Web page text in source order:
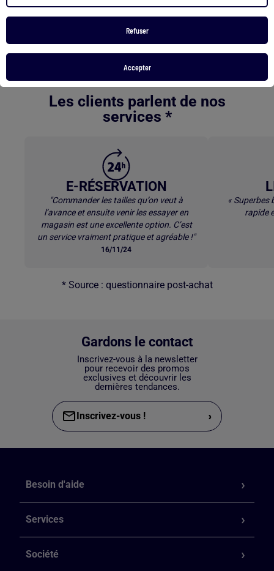
Refuser
Accepter
Maillot de corps manche longue
Les clients parlent de nos
services *
E-RÉSERVATION
"Commander les tailles qu’on veut à
l’avance et ensuite venir les essayer en
magasin est une excellente option. C’est
un service vraiment pratique et agréable !"
16/11/24
« Superbes
rapide
* Source : questionnaire post-achat
Gardons le contact
Inscrivez-vous à la newsletter
pour recevoir des promos
exclusives et découvrir les
dernières tendances.
Inscrivez-vous ! ›
Besoin d'aide
Services
Société